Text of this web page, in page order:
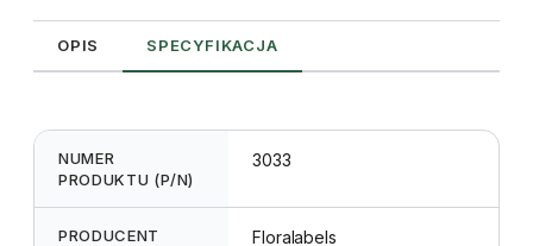
szt.)
OPIS SPECYFIKACJA
NUMER
PRODUKTU (P/N)
3033
PRODUCENT Floralabels